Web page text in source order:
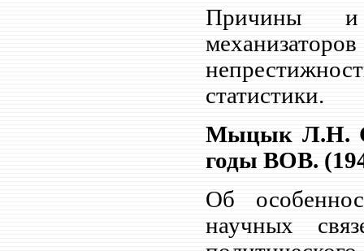
Причины и
статистики.
Мыцык Л.Н.
годы ВОВ.
Об
научных